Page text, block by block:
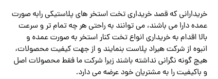
خریدارانی که قصد خریداری تخت استخر های پلاستیکی رابه صورت
عمده دارا می باشند، می توانند به راحتی هر چه تمام تر و سرعت
بالا اقدام به خریداری انواع تخت کنار استخر به صورت عمده و
انبوه از شرکت هیراد پلاست بنمایند و از جهت کیفیت محصولات،
هیچ گونه نگرانی نداشته باشند زیرا شرکت ما فقط محصولات اصل
و باکیفیت را به مشتریان خود عرضه می دارد.